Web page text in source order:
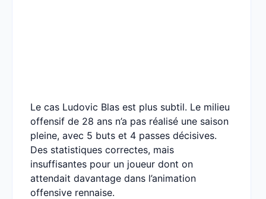
Le cas Ludovic Blas est plus subtil. Le milieu
offensif de 28 ans n’a pas réalisé une saison
pleine, avec 5 buts et 4 passes décisives.
Des statistiques correctes, mais
insuffisantes pour un joueur dont on
attendait davantage dans l’animation
offensive rennaise.